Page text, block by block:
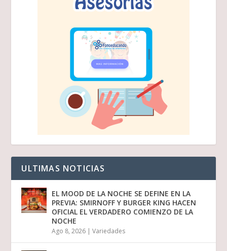
ULTIMAS NOTICIAS
EL MOOD DE LA NOCHE SE DEFINE EN LA
PREVIA: SMIRNOFF Y BURGER KING HACEN
OFICIAL EL VERDADERO COMIENZO DE LA
NOCHE
Ago 8, 2026 |Variedades